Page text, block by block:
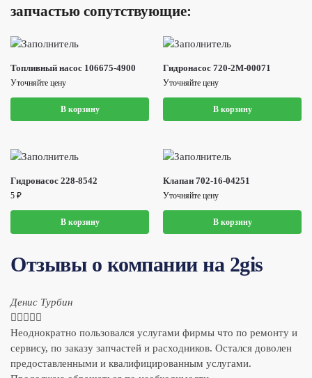
запчастью сопутствующие:
Топливный насос 106675-4900
Уточняйте цену
В корзину
Гидронасос 720-2M-00071
Уточняйте цену
В корзину
Гидронасос 228-8542
5 ₽
В корзину
Клапан 702-16-04251
Уточняйте цену
В корзину
Отзывы о компании на 2gis
Денис Турбин
    
Неоднократно пользовался услугами фирмы что по ремонту и
сервису, по заказу запчастей и расходников. Остался доволен
предоставленными и квалифицированным услугами.